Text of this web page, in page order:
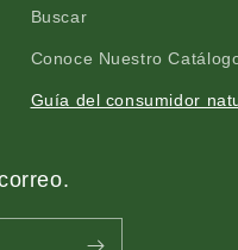
Buscar
Conoce Nuestro
Guía del consumidor